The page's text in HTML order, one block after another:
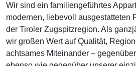
Wir sind ein familiengeführtes
modernen, liebevoll ausgestatteten
der Tiroler Zugspitzregion. Als
wir großen Wert auf Qualität,
achtsames Miteinander –